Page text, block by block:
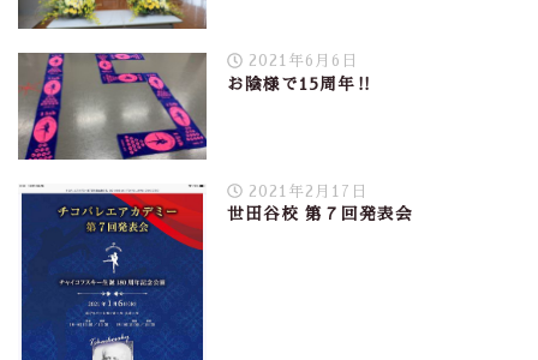
2021年6月6日
お陰様で15周年‼︎
2021年2月17日
世田谷校 第７回発表会